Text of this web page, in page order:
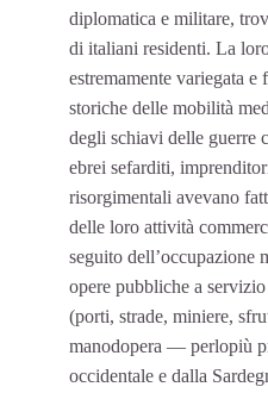
diplomatica e militare,
di italiani residenti. La
estremamente variegata
storiche delle mobilità
degli schiavi delle guerre
ebrei sefarditi,
risorgimentali avevano
delle loro attività
seguito dell’occupazione
opere pubbliche a
(porti, strade, miniere,
manodopera — perlopiù
occidentale e dalla